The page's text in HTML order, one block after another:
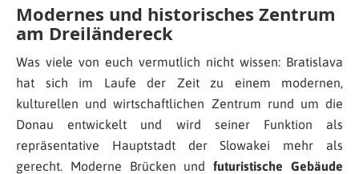
Modernes und historisches Zentrum
am Dreiländereck
Was viele von euch vermutlich nicht wissen: Bratislava
hat sich im Laufe der Zeit zu einem modernen,
kulturellen und wirtschaftlichen Zentrum rund um die
Donau entwickelt und wird seiner Funktion als
repräsentative Hauptstadt der Slowakei mehr als
gerecht. Moderne Brücken undfuturistische Gebäude